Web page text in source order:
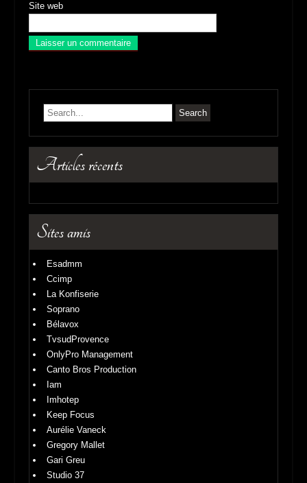
Site web
Articles récents
Sites amis
Esadmm
Ccimp
La Konfiserie
Soprano
Bélavox
TvsudProvence
OnlyPro Management
Canto Bros Production
Iam
Imhotep
Keep Focus
Aurélie Vaneck
Gregory Mallet
Gari Greu
Studio 37